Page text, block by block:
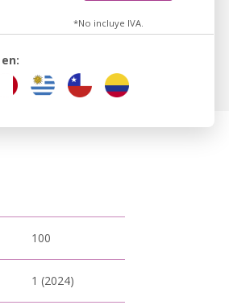
*No incluye IVA.
100
1 (2024)